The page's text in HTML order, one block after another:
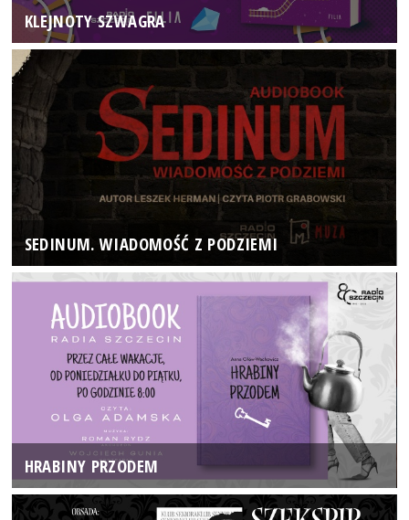
KLEJNOTY SZWAGRA
SEDINUM. WIADOMOŚĆ Z PODZIEMI
HRABINY PRZODEM